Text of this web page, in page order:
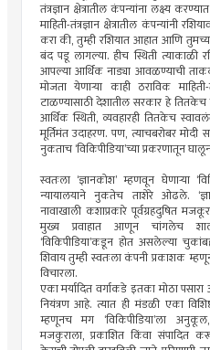
तंत्रज्ञान क्षेत्रातील कंपन्यांना लक्ष्य
माहिती-तंत्रज्ञान क्षेत्रातील कंपन्यांनी
करा की, तुम्ही रशियात आहात आणि
बंद पडू लागल्या. हीच स्थिती त्याकाळी
आपल्या आर्थिक नाड्या आवळण्याची
मोजता येणार्‍या काही ठराविक
टाळण्यासाठी देशातील सरकार हे
आर्थिक स्थिती, व्यवहारही तितकेच
मूर्तिमंत उदाहरण. पण, त्याचबरोबर
नुकताच ‘विकिपीडिया’च्या प्रकरणातून
स्वतःला ‘ज्ञानकोश’ म्हणवून घेणार्‍या
न्यायालयाने नुकतेच ताशेरे ओढले.
नावाखाली कशाप्रकारे पूर्वग्रहदुषित
मुख्य प्रवाहात आणून चांगलेच
‘विकिपीडिया’कडून होत असलेल्या
शिवाय तुम्ही स्वतःला कंपनी प्रकाशक
विचारला.
एका मर्यादित वर्गाकडे इतका मोठा
नियंत्रण आहे. त्यात ही मंडळी एका
म्हणूनच मग ‘विकिपीडिया’ला
मजकुराला, प्रकाशित किंवा संपादित करू